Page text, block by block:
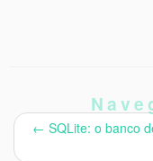
← SQLite: o banco